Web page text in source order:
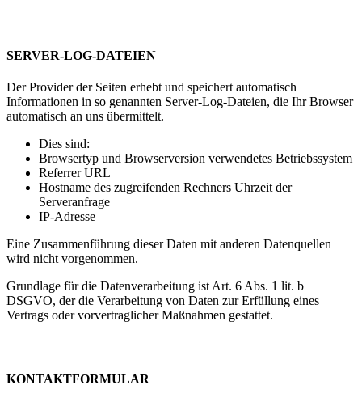
SERVER-LOG-DATEIEN
Der Provider der Seiten erhebt und speichert automatisch
Informationen in so genannten Server-Log-Dateien, die Ihr Browser
automatisch an uns übermittelt.
Dies sind:
Browsertyp und Browserversion verwendetes Betriebssystem
Referrer URL
Hostname des zugreifenden Rechners Uhrzeit der
Serveranfrage
IP-Adresse
Eine Zusammenführung dieser Daten mit anderen Datenquellen
wird nicht vorgenommen.
Grundlage für die Datenverarbeitung ist Art. 6 Abs. 1 lit. b
DSGVO, der die Verarbeitung von Daten zur Erfüllung eines
Vertrags oder vorvertraglicher Maßnahmen gestattet.
KONTAKTFORMULAR